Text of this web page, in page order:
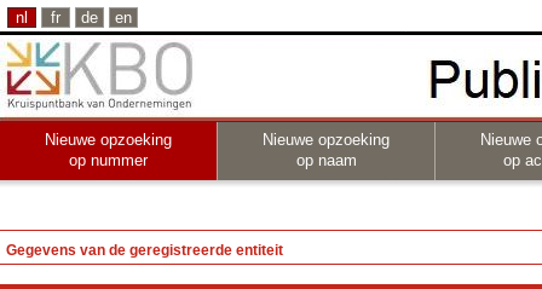
nl fr de en
Nieuwe opzoeking
op nummer
Nieuwe opzoeking
op naam
Nieuwe
op
Gegevens van de geregistreerde entiteit